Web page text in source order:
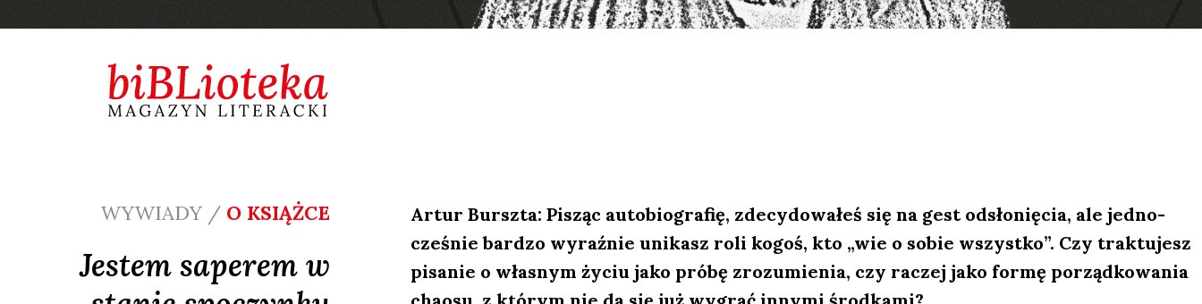
WYWIADY / O KSIĄŻCE
Jestem saperem w
Artur Bursz­ta: Pisząc auto­bio­gra­fię, zde­cy­do­wa­łeś się na gest odsło­nię­cia, ale jed­no­
cze­śnie bar­dzo wyraź­nie uni­kasz roli kogoś, kto „wie o sobie wszyst­ko”. Czy trak­tu­jesz
pisa­nie o wła­snym życiu jako pró­bę zro­zu­mie­nia, czy raczej jako for­mę porząd­ko­wa­nia